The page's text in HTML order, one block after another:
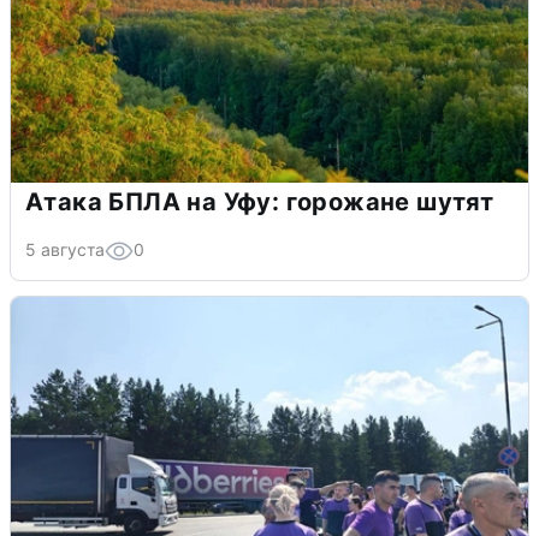
Атака БПЛА на Уфу: горожане шутят
5 августа 0